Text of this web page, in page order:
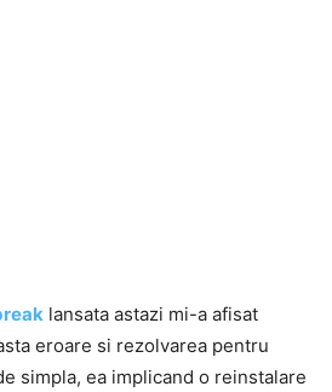
lansata astazi mi-a afisat
eroare si rezolvarea pentru
simpla, ea implicand o reinstalare